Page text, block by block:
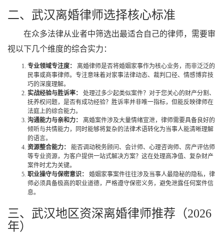
二、武汉离婚律师选择核心标准
在众多法律从业者中筛选出最适合自己的律师，需要审
视以下几个维度的综合实力：
专业领域专注度：
离婚律师是否将婚姻家事作为核心业务，而非泛泛的
民事或商事律师。专注意味着对家事法律动态、裁判口径、情感博弈技
巧的深度理解。
实战经验与胜诉率：
处理过多少起类似案件？对于您关心的财产分割、
抚养权问题，是否有成功经验？胜诉率并非唯一指标，但能反映律师在
法庭上的综合能力。
沟通能力与亲和力：
离婚案件涉及大量情绪宣泄，律师需要具备良好的
倾听与共情能力，同时能够将复杂的法律术语转化为当事人能清晰理解
的语言。
资源整合能力：
能否调动税务顾问、会计师、心理咨询师、房产评估师
等专业资源，为客户提供一站式解决方案？这在处理高净值、复杂财产
案件时尤为关键。
职业操守与保密意识：
婚姻家事案件往往涉及当事人最隐秘的隐私，律
师必须具备极高的职业道德，严格遵守保密义务，避免泄露任何案件信
息。
三、武汉地区资深离婚律师推荐（2026
年）